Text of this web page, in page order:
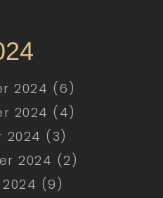
2024 (6)
2024 (4)
2024 (3)
2024 (2)
(9)